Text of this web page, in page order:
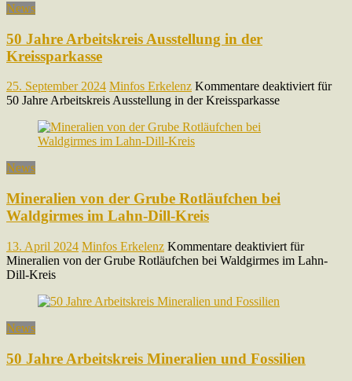
News
50 Jahre Arbeitskreis Ausstellung in der
Kreissparkasse
25. September 2024 Minfos Erkelenz Kommentare deaktiviert für
50 Jahre Arbeitskreis Ausstellung in der Kreissparkasse
News
Mineralien von der Grube Rotläufchen bei
Waldgirmes im Lahn-Dill-Kreis
13. April 2024 Minfos Erkelenz Kommentare deaktiviert für
Mineralien von der Grube Rotläufchen bei Waldgirmes im Lahn-
Dill-Kreis
News
50 Jahre Arbeitskreis Mineralien und Fossilien